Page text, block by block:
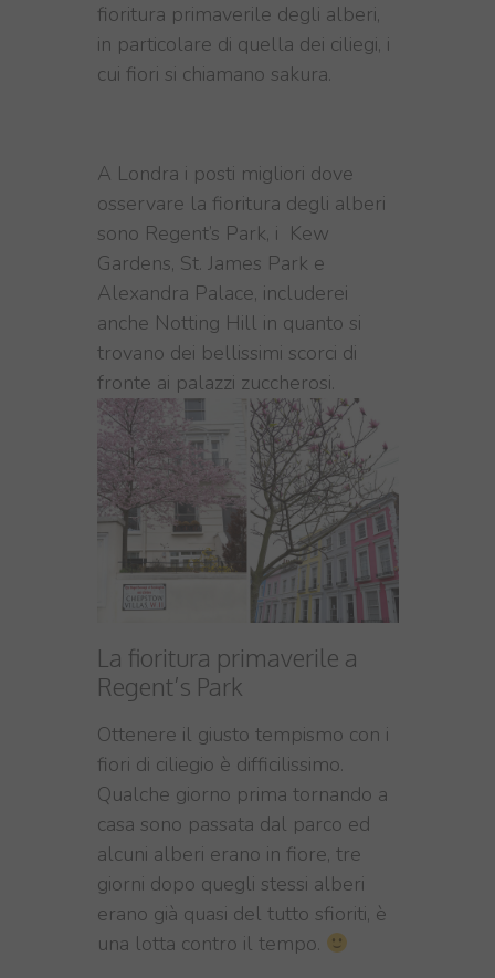
fioritura primaverile degli alberi,
in particolare di quella dei ciliegi, i
cui fiori si chiamano sakura.
A Londra i posti migliori dove
osservare la fioritura degli alberi
sono Regent’s Park, i Kew
Gardens, St. James Park e
Alexandra Palace, includerei
anche Notting Hill in quanto si
trovano dei bellissimi scorci di
fronte ai palazzi zuccherosi.
La fioritura primaverile a
Regent’s Park
Ottenere il giusto tempismo con i
fiori di ciliegio è difficilissimo.
Qualche giorno prima tornando a
casa sono passata dal parco ed
alcuni alberi erano in fiore, tre
giorni dopo quegli stessi alberi
erano già quasi del tutto sfioriti, è
una lotta contro il tempo.